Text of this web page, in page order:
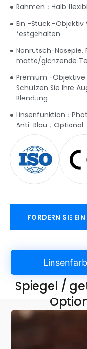
Rahmen：Halb
Ein -Stück -Objektiv
festgehalten
Nonrutsch-Nasepie,
matte/glänzende
Premium -Objektive
Schützen Sie Ihre
Blendung.
Linsenfunktion：
Anti-Blau，Optional
FORDERN SIE
Spiegel /